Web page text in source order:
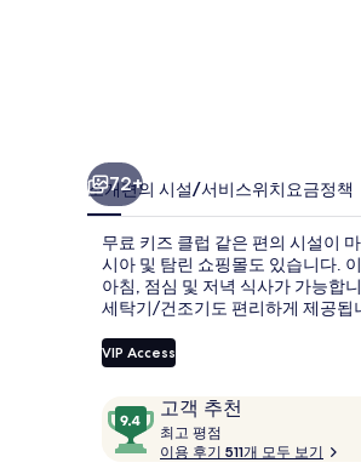
타
의
사
진
갤
러
리
72+
소개편의 시설/서비스위치요금정책
무료 키즈 클럽 같은 편의 시설이
시아 및 탐린 쇼핑몰도 있습니다.
아침, 점심 및 저녁 식사가 가능합
세탁기/건조기도 편리하게 제공됩
VIP Access
이
용
후
고객 추천
10
점
만
최고 평점
고
이용 후기 511개 모두 보기